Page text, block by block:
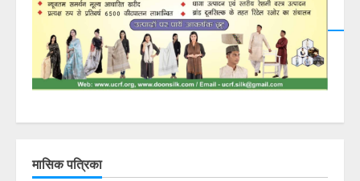
मासिक पत्रिका